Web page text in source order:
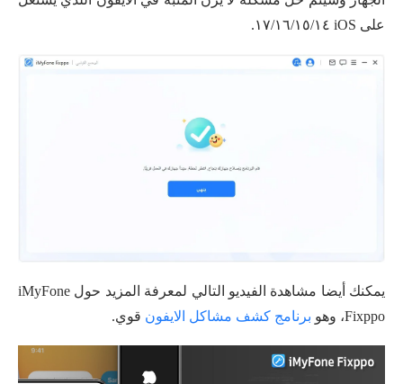
على iOS ١٧/١٦/١٥/١٤.
يمكنك أيضا مشاهدة الفيديو التالي لمعرفة المزيد حول iMyFone
Fixppo، وهو
برنامج كشف مشاكل الايفون قوي.